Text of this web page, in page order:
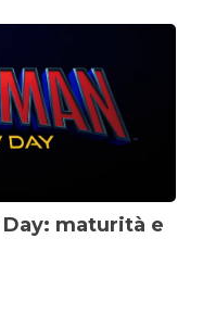
Day: maturità e